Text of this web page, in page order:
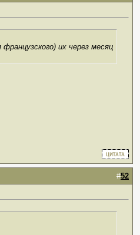
их через месяц
#52